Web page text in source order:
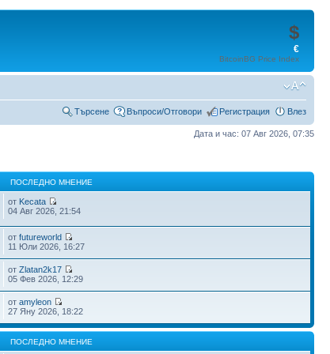
$
€
BitcoinBG Price Index
Търсене Въпроси/Отговори Регистрация Влез
Дата и час: 07 Авг 2026, 07:35
ПОСЛЕДНО МНЕНИЕ
от Kecata
04 Авг 2026, 21:54
отfutureworld
11 Юли 2026, 16:27
отZlatan2k17
05 Фев 2026, 12:29
отamyleon
27 Яну 2026, 18:22
ПОСЛЕДНО МНЕНИЕ